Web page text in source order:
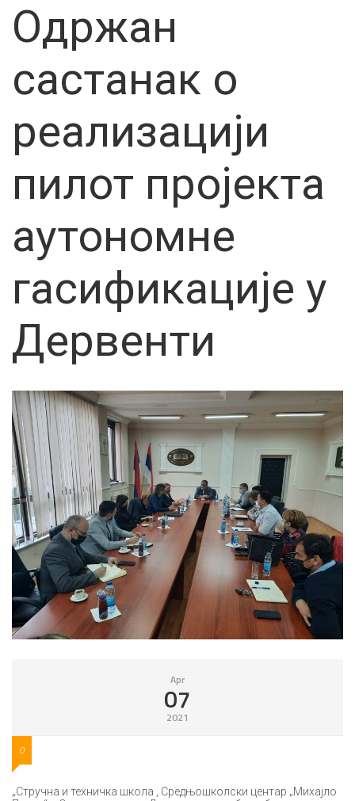
Oдржан
састанак о
реализацији
пилот пројекта
аутономне
гасификације у
Дервенти
Apr
07
2021
0
„Стручна и техничка школа , Средњошколски центар „Михајло